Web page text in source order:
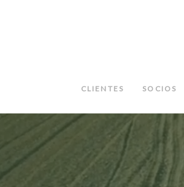
CLIENTES SOCIOS